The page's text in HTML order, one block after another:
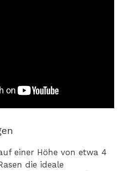
einer Höhe von etwa 4
die ideale